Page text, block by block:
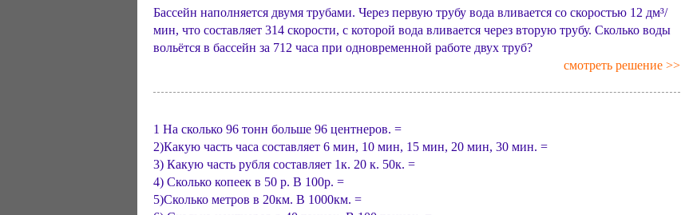
Бассейн наполняется двумя трубами. Через первую трубу вода вливается со скоростью 12 дм³/
мин, что составляет 314 скорости, с которой вода вливается через вторую трубу. Сколько воды
вольётся в бассейн за 712 часа при одновременной работе двух труб?
смотреть решение >>
1 На сколько 96 тонн больше 96 центнеров. =
2)Какую часть часа составляет 6 мин, 10 мин, 15 мин, 20 мин, 30 мин. =
3) Какую часть рубля составляет 1к. 20 к. 50к. =
4) Сколько копеек в 50 р. В 100р. =
5)Сколько метров в 20км. В 1000км. =